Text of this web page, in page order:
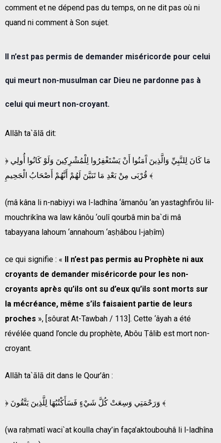
comment et ne dépend pas du temps, on ne dit pas où ni
quand ni comment à Son sujet.
Il n’est pas permis de demander miséricorde pour celui
qui meurt non-musulman car Dieu ne pardonne pas à
celui qui meurt non-croyant.
Allāh ta`ālā dit:
﴿ مَا كَانَ لِلنَّبِيِّ وَالَّذِينَ آَمَنُوا أَنْ يَسْتَغْفِرُوا لِلْمُشْرِكِينَ وَلَوْ كَانُوا أُولِي
قُرْبَى مِنْ بَعْدِ مَا تَبَيَّنَ لَهُمْ أَنَّهُمْ أَصْحَابُ الْجَحِيمِ ﴾
(mâ kâna li n-nabiyyi wa l-ladhîna ‘âmanôu ‘an yastaghfirôu lil-
mouchrikîna wa law kânôu ‘oulî qourbâ min ba`di mâ
tabayyana lahoum ‘annahoum ‘aṣḥâbou l-jaḥîm)
ce qui signifie : « Il n’est pas permis au Prophète ni aux
croyants de demander miséricorde pour les non-
croyants après qu’ils ont su d’eux qu’ils sont morts sur
la mécréance, même s’ils faisaient partie de leurs
proches », [sôurat At-Tawbah / 113]. Cette ‘âyah a été
révélée quand l’oncle du prophète, Abôu Ṭâlib est mort non-
croyant.
Allāh ta`ālā dit dans le Qour’ân :
﴿ وَرَحْمَتِي وَسِعَتْ كُلَّ شَيْءٍ فَسَأَكْتُبُهَا لِلَّذِينَ يَتَّقُونَ ﴾
(wa raḥmatî waci`at koulla chay’in faça’aktoubouhâ li l-ladhîna